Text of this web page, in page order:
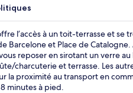
l’accès à un toit-terrasse et se
Barcelone et Place de
reposer en sirotant un verre
charcuterie et terrasse. Les
la proximité au transport en
minutes à pied.